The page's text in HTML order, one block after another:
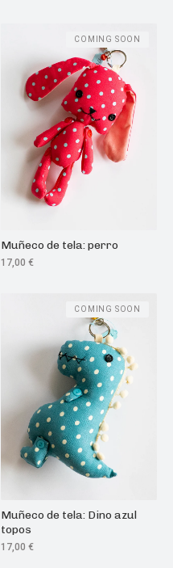
Muñeco de tela: perro
17,00 €
COMING SOON
Muñeco de tela: Dino azul
topos
17,00 €
COMING SOON